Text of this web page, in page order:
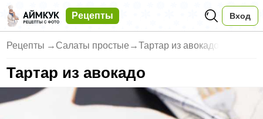
Рецепты Вход
Рецепты → Салаты простые →Тартар из авокадо
Тартар из авокадо